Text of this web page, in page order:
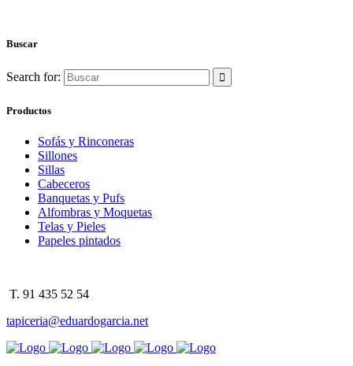
Buscar
Search for:
Productos
Sofás y Rinconeras
Sillones
Sillas
Cabeceros
Banquetas y Pufs
Alfombras y Moquetas
Telas y Pieles
Papeles pintados
T. 91 435 52 54
tapiceria@eduardogarcia.net